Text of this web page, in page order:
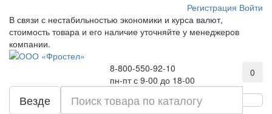
Регистрация Войти
В связи с нестабильностью экономики и курса валют,
стоимость товара и его наличие уточняйте у менеджеров
компании.
8-800-550-92-10
пн-пт с 9-00 до 18-00
0
Везде